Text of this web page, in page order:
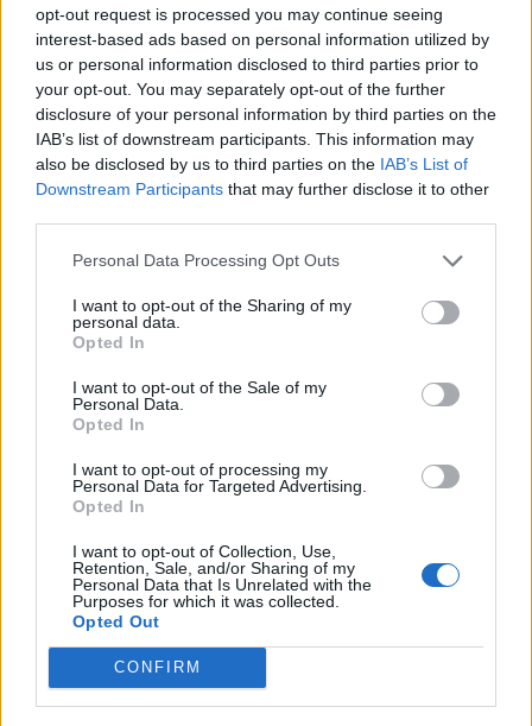
opt-out request is processed you may continue seeing
interest-based ads based on personal information utilized by
us or personal information disclosed to third parties prior to
your opt-out. You may separately opt-out of the further
disclosure of your personal information by third parties on the
IAB’s list of downstream participants. This information may
also be disclosed by us to third parties on the IAB’s List of
Downstream Participants that may further disclose it to other
Personal Data Processing Opt Outs
I want to opt-out of the Sharing of my
personal data.
Opted In
I want to opt-out of the Sale of my
Personal Data.
Opted In
I want to opt-out of processing my
Personal Data for Targeted Advertising.
Opted In
I want to opt-out of Collection, Use,
Retention, Sale, and/or Sharing of my
Personal Data that Is Unrelated with the
Purposes for which it was collected.
Opted Out
CONFIRM
“Jemi në gjumë”, Bledi
Cuci “thumbon” Ulsi
Manjan: Mu duke si anëtar
i “Rithemelimit”
17:30 / 09/04/2022
Yuri Kim njohu Alibeajn,
mblidhet Komisioni i
Rithemelimit
schedule 11:04 / 06/04/2022
Takimi i ambasadores së
SHBA me Alibeajn,
Komisioni i Rithemelimit:
Kim shkelmoi vendimin e
gjykatës
15:54 / 05/04/2022
Kuvendit të Berishës, vjen
reagimi i parë nga
“Rithemelimi” i kthen
përgjigje Bardhit: Ata që e
fitore, merr kontrollin e